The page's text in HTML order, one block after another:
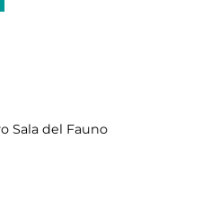
Sala del Fauno